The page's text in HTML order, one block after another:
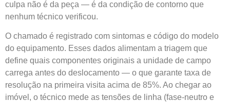
culpa não é da peça — é da condição de contorno que
nenhum técnico verificou.
O chamado é registrado com sintomas e código do modelo
do equipamento. Esses dados alimentam a triagem que
define quais componentes originais a unidade de campo
carrega antes do deslocamento — o que garante taxa de
resolução na primeira visita acima de 85%. Ao chegar ao
imóvel, o técnico mede as tensões de linha (fase-neutro e